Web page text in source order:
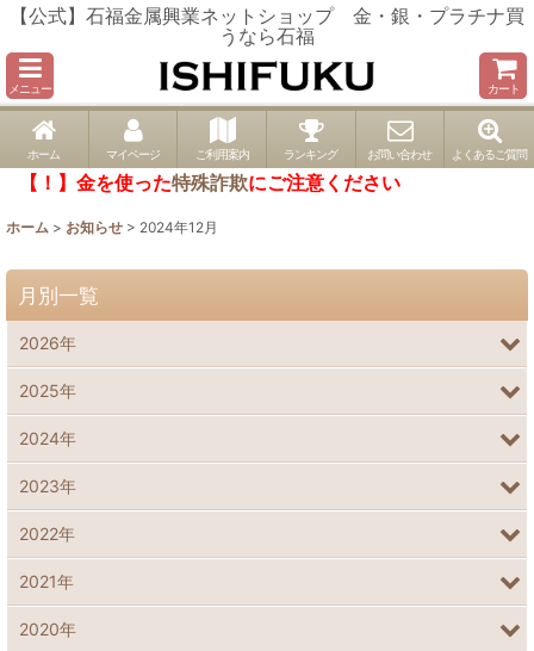
【公式】石福金属興業ネットショップ 金・銀・プラチナ買
うなら石福
メニュー カート
ホーム マイページ ご利用案内 ランキング お問い合わせ よくあるご質問
【！】金を使った特殊詐欺にご注意ください
ホーム > お知らせ > 2024年12月
月別一覧
2026年
2025年
2024年
2023年
2022年
2021年
2020年